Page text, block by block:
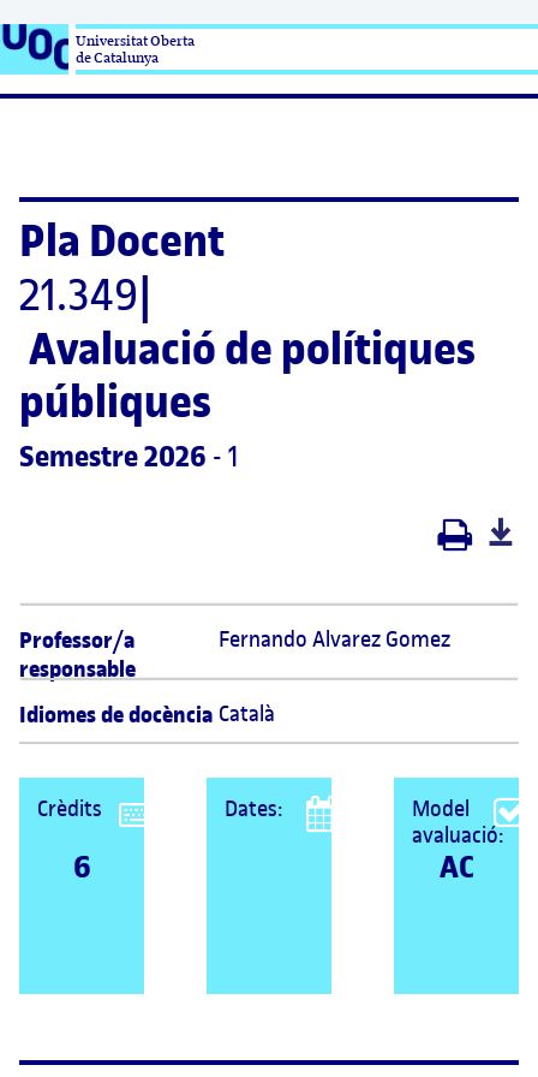
Universitat Oberta
de Catalunya
Pla Docent
21.349
Avaluació de polítiques
públiques
Semestre 2026 - 1
Professor/a
responsable
Fernando Alvarez Gomez
Idiomes de docència Català
Crèdits
6
Dates:
Model
avaluació:
AC